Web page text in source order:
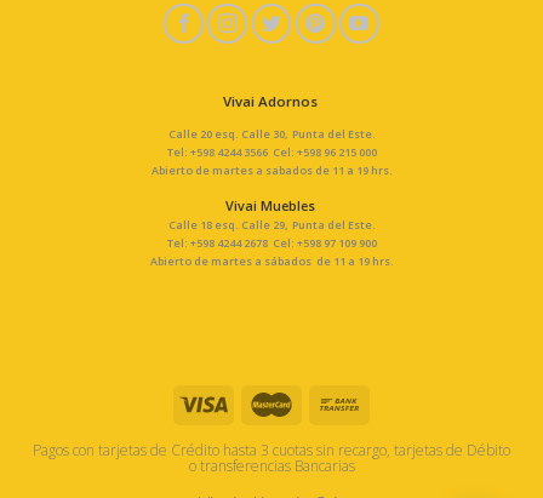
Vivai Adornos
Calle 20 esq. Calle 30, Punta del Este.
Tel: +598 4244 3566 Cel: +598 96 215 000
Abierto de martes a sabados de 11 a 19 hrs.
Vivai Muebles
Calle 18 esq. Calle 29, Punta del Este.
Tel: +598 4244 2678 Cel: +598 97 109 900
Abierto de martes a sábados de 11 a 19 hrs.
Pagos con tarjetas de Crédito hasta 3 cuotas sin recargo, tarjetas de Débito
o transferencias Bancarias